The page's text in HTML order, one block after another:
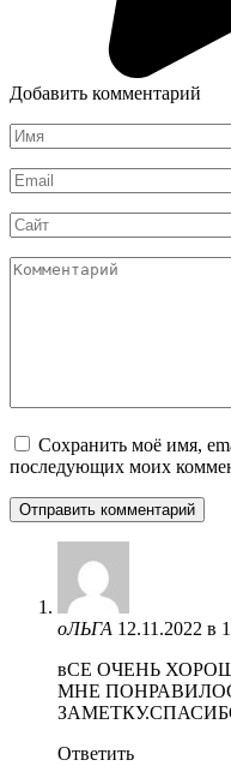
Добавить комментарий
Имя
*
Email
*
Сайт
Комментарий
Сохранить моё имя,
последующих моих
оЛЬГА 12.11.2022 в
вСЕ ОЧЕНЬ
МНЕ
Ответить